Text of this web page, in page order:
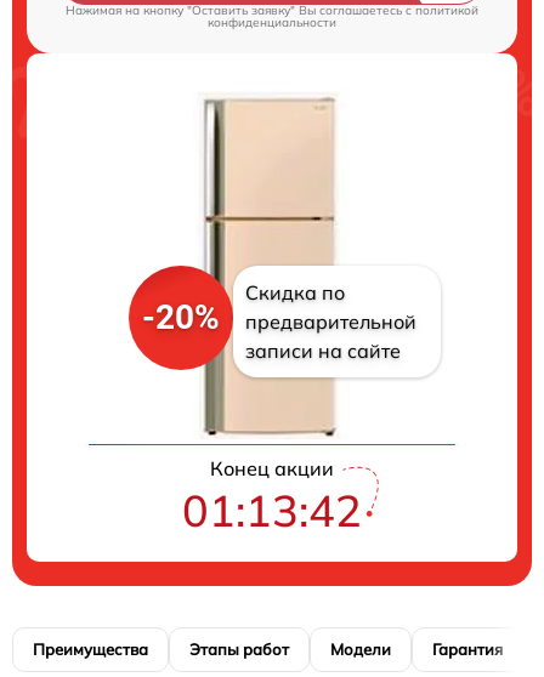
Нажимая на кнопку "Оставить заявку" Вы соглашаетесь cполитикой
конфиденциальности
-20%
Скидка по
предварительной
записи на сайте
Конец акции
01:13:42
Преимущества Этапы работ Модели Гарантия